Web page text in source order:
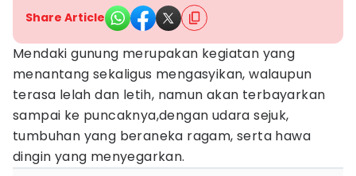
Share Article
Mendaki gunung merupakan kegiatan yang
menantang sekaligus mengasyikan, walaupun
terasa lelah dan letih, namun akan terbayarkan
sampai ke puncaknya,dengan udara sejuk,
tumbuhan yang beraneka ragam, serta hawa
dingin yang menyegarkan.